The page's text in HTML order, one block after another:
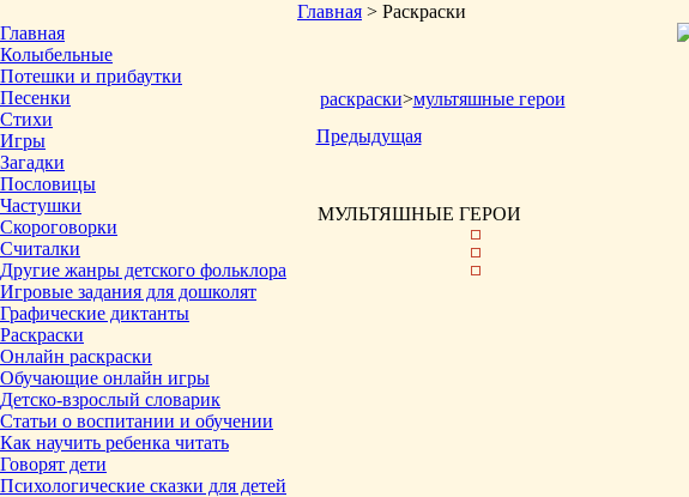
Главная
Колыбельные
Потешки и прибаутки
Песенки
Стихи
Игры
Загадки
Пословицы
Частушки
Скороговорки
Считалки
Другие жанры детского фольклора
Игровые задания для дошколят
Графические диктанты
Раскраски
Онлайн раскраски
Обучающие онлайн игры
Детско-взрослый словарик
Статьи о воспитании и обучении
Как научить ребенка читать
Говорят дети
Психологические сказки для детей
Главная > Раскраски
раскраски>мультяшные герои
Предыдущая
МУЛЬТЯШНЫЕ ГЕРОИ